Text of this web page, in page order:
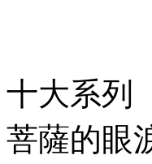
十大系列
菩薩的眼